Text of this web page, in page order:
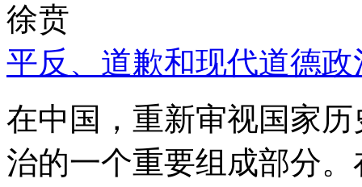
徐贲
平反、道歉和现代道德政
在中国，重新审视国家
治的一个重要组成部分